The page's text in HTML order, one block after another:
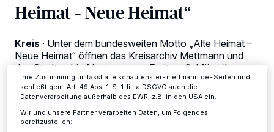
Heimat – Neue Heimat“
Kreis · Unter dem bundesweiten Motto „Alte Heimat –
Neue Heimat“ öffnen das Kreisarchiv Mettmann und
das Stadtarchiv Mettmann am Freitag, 6. März, ihre
Türen für eine gemeinsame Veranstaltung zum Tag der
Archive.
Anzeigen möglicherweise nicht mehr so relevant für Sie. Sie können
Einstellungen oder Ablehnen am unteren Rand der Webseite klicken.
Ihre Einstellungen gelten innerhalb unseres Website. Weitere
Informationen finden Sie in unserer Datenschutzerklärung.
Ihre Zustimmung umfasst alle schaufenster-mettmann.de-Seiten und
schließt gem. Art. 49 Abs. 1 S. 1 lit. a DSGVO auch die
Datenverarbeitung außerhalb des EWR, z.B. in den USA ein.
Wir und unsere Partner verarbeiten Daten, um Folgendes
bereitzustellen: